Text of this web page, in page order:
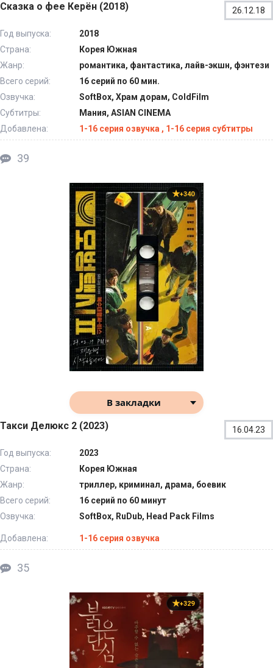
Сказка о фее Керён (2018) 26.12.18
Год выпуска:
2018
Страна:
Корея Южная
Жанр:
романтика, фантастика, лайв-экшн, фэнтези
Всего серий:
16 серий по 60 мин.
Озвучка:
SoftBox, Храм дорам, ColdFilm
Субтитры:
Мания, ASIAN CINEMA
Добавлена:
1-16 серия озвучка , 1-16 серия субтитры
39
+340
В закладки
Такси Делюкс 2 (2023) 16.04.23
Год выпуска:
2023
Страна:
Корея Южная
Жанр:
триллер, криминал, драма, боевик
Всего серий:
16 серий по 60 минут
Озвучка:
SoftBox, RuDub, Head Pack Films
Добавлена: 1-16 серия озвучка
35
+329